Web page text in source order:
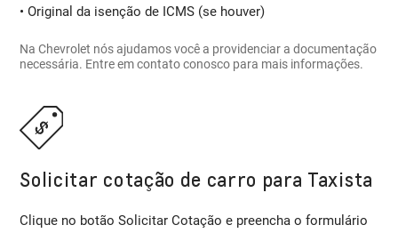
• Original da isenção de ICMS (se houver)
Na Chevrolet nós ajudamos você a providenciar a documentação
necessária. Entre em contato conosco para mais informações.
Solicitar cotação de carro para Taxista
Clique no botão Solicitar Cotação e preencha o formulário